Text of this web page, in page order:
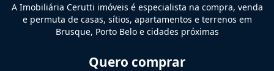
A Imobiliária Cerutti imóveis é especialista na compra, venda
e permuta de casas, sítios, apartamentos e terrenos em
Brusque, Porto Belo e cidades próximas
Quero comprar